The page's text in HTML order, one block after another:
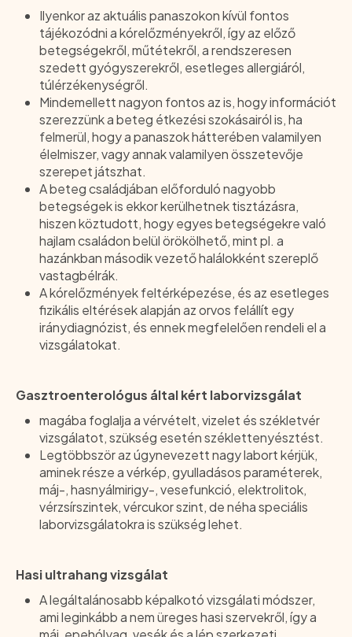
Ilyenkor az aktuális panaszokon kívül fontos
tájékozódni a kórelőzményekről, így az előző
betegségekről, műtétekről, a rendszeresen
szedett gyógyszerekről, esetleges allergiáról,
túlérzékenységről.
Mindemellett nagyon fontos az is, hogy információt
szerezzünk a beteg étkezési szokásairól is, ha
felmerül, hogy a panaszok hátterében valamilyen
élelmiszer, vagy annak valamilyen összetevője
szerepet játszhat.
A beteg családjában előforduló nagyobb
betegségek is ekkor kerülhetnek tisztázásra,
hiszen köztudott, hogy egyes betegségekre való
hajlam családon belül örökölhető, mint pl. a
hazánkban második vezető halálokként szereplő
vastagbélrák.
A kórelőzmények feltérképezése, és az esetleges
fizikális eltérések alapján az orvos felállít egy
iránydiagnózist, és ennek megfelelően rendeli el a
vizsgálatokat.
Gasztroenterológus által kért laborvizsgálat
magába foglalja a vérvételt, vizelet és székletvér
vizsgálatot, szükség esetén széklettenyésztést.
Legtöbbször az úgynevezett nagy labort kérjük,
aminek része a vérkép, gyulladásos paraméterek,
máj-, hasnyálmirigy-, vesefunkció, elektrolitok,
vérzsírszintek, vércukor szint, de néha speciális
laborvizsgálatokra is szükség lehet.
Hasi ultrahang vizsgálat
A legáltalánosabb képalkotó vizsgálati módszer,
ami leginkább a nem üreges hasi szervekről, így a